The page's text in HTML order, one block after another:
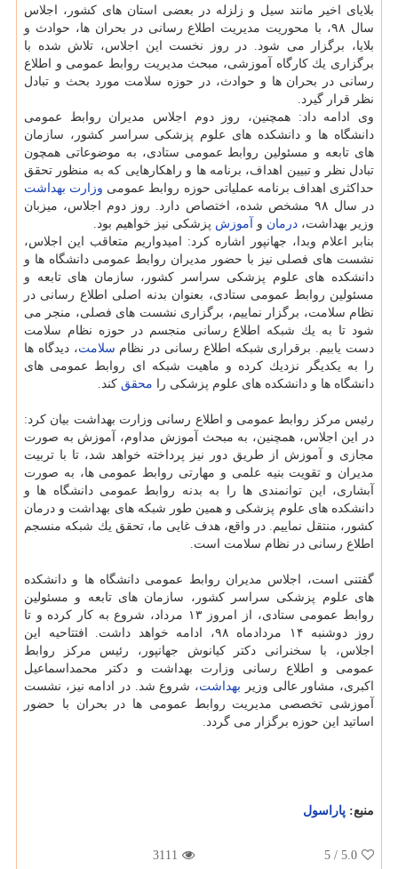
بلایای اخیر مانند سیل و زلزله در بعضی استان های كشور، اجلاس
سال ۹۸، با محوریت مدیریت اطلاع رسانی در بحران ها، حوادث و
بلایا، برگزار می شود. در روز نخست این اجلاس، تلاش شده با
برگزاری یك كارگاه آموزشی، مبحث مدیریت روابط عمومی و اطلاع
رسانی در بحران ها و حوادث، در حوزه سلامت مورد بحث و تبادل
نظر قرار گیرد.
وی ادامه داد: همچنین، روز دوم اجلاس مدیران روابط عمومی
دانشگاه ها و دانشكده های علوم پزشكی سراسر كشور، سازمان
های تابعه و مسئولین روابط عمومی ستادی، به موضوعاتی همچون
تبادل نظر و تبیین اهداف، برنامه ها و راهكارهایی كه به منظور تحقق
حداكثری اهداف برنامه عملیاتی حوزه روابط عمومی وزارت بهداشت
در سال ۹۸ مشخص شده، اختصاص دارد. روز دوم اجلاس، میزبان
وزیر بهداشت، درمان و آموزش پزشكی نیز خواهیم بود.
بنابر اعلام وبدا، جهانپور اشاره كرد: امیدواریم متعاقب این اجلاس،
نشست های فصلی نیز با حضور مدیران روابط عمومی دانشگاه ها و
دانشكده های علوم پزشكی سراسر كشور، سازمان های تابعه و
مسئولین روابط عمومی ستادی، بعنوان بدنه اصلی اطلاع رسانی در
نظام سلامت، برگزار نماییم، برگزاری نشست های فصلی، منجر می
شود تا به یك شبكه اطلاع رسانی منجسم در حوزه نظام سلامت
دست یابیم. برقراری شبكه اطلاع رسانی در نظام سلامت، دیدگاه ها
را به یكدیگر نزدیك كرده و ماهیت شبكه ای روابط عمومی های
دانشگاه ها و دانشكده های علوم پزشكی را محقق كند.
رئیس مركز روابط عمومی و اطلاع رسانی وزارت بهداشت بیان كرد:
در این اجلاس، همچنین، به مبحث آموزش مداوم، آموزش به صورت
مجازی و آموزش از طریق دور نیز پرداخته خواهد شد، تا با تربیت
مدیران و تقویت بنیه علمی و مهارتی روابط عمومی ها، به صورت
آبشاری، این توانمندی ها را به بدنه روابط عمومی دانشگاه ها و
دانشكده های علوم پزشكی و همین طور شبكه های بهداشت و درمان
كشور، منتقل نماییم. در واقع، هدف غایی ما، تحقق یك شبكه منسجم
اطلاع رسانی در نظام سلامت است.
گفتنی است، اجلاس مدیران روابط عمومی دانشگاه ها و دانشكده
های علوم پزشكی سراسر كشور، سازمان های تابعه و مسئولین
روابط عمومی ستادی، از امروز ۱۳ مرداد، شروع به كار كرده و تا
روز دوشنبه ۱۴ مردادماه ۹۸، ادامه خواهد داشت. افتتاحیه این
اجلاس، با سخنرانی دكتر كیانوش جهانپور، رئیس مركز روابط
عمومی و اطلاع رسانی وزارت بهداشت و دكتر محمداسماعیل
اكبری، مشاور عالی وزیر بهداشت، شروع شد. در ادامه نیز، نشست
آموزشی تخصصی مدیریت روابط عمومی ها در بحران با حضور
اساتید این حوزه برگزار می گردد.
منبع: پاراسول
5.0
/ 5
3111